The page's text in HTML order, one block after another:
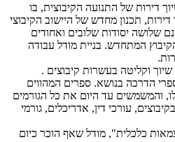
דירות של התנועה הקיבוצית, בו
תכנון מחדש של היישוב הקיבוצי
שלושה יסודות שלובים ואחודים
המתחדש. בניית מודל עבודה
שיוך וקליטה בעשרות קיבוצים .
הדרכה בנושא. ספרים המהווים
והמשמשים עד היום את כל הגורמים
עורכי דין, אדריכלים, גורמי
כלכלית", מודל שאף הוכר כיום